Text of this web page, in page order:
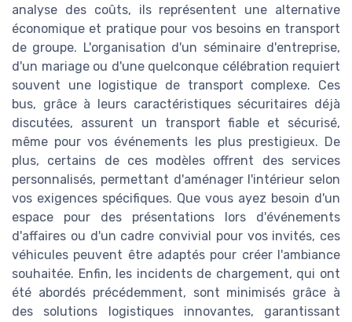
analyse des coûts, ils représentent une alternative
économique et pratique pour vos besoins en transport
de groupe. L'organisation d'un séminaire d'entreprise,
d'un mariage ou d'une quelconque célébration requiert
souvent une logistique de transport complexe. Ces
bus, grâce à leurs caractéristiques sécuritaires déjà
discutées, assurent un transport fiable et sécurisé,
même pour vos événements les plus prestigieux. De
plus, certains de ces modèles offrent des services
personnalisés, permettant d'aménager l'intérieur selon
vos exigences spécifiques. Que vous ayez besoin d'un
espace pour des présentations lors d'événements
d'affaires ou d'un cadre convivial pour vos invités, ces
véhicules peuvent être adaptés pour créer l'ambiance
souhaitée. Enfin, les incidents de chargement, qui ont
été abordés précédemment, sont minimisés grâce à
des solutions logistiques innovantes, garantissant